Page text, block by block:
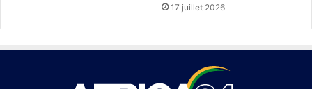
17 juillet 2026